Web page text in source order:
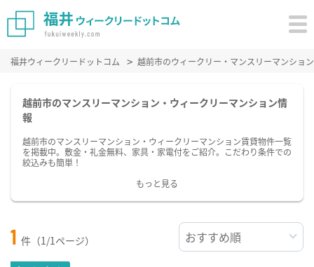
福井ウィークリードットコム 越前市のウィークリー・マンスリーマンショ
越前市のマンスリーマンション・ウィークリーマンション情
報
越前市のマンスリーマンション・ウィークリーマンション賃貸物件一覧
を掲載中。敷金・礼金無料、家具・家電付をご紹介。こだわり条件での
絞込みも簡単！
もっと見る
1 件（1/1ページ）